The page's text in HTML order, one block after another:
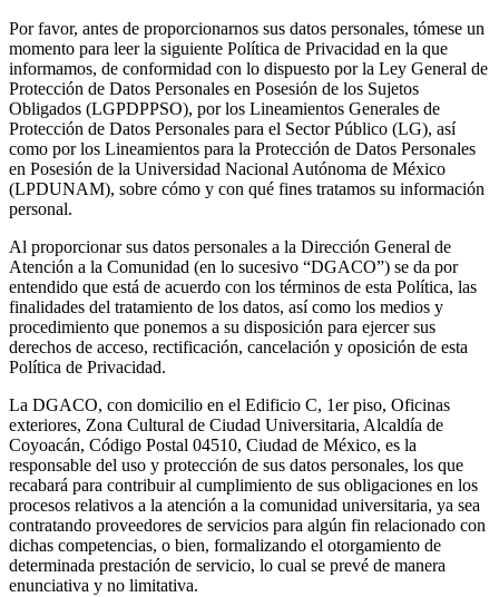
Por favor, antes de proporcionarnos sus datos personales, tómese un
momento para leer la siguiente Política de Privacidad en la que
informamos, de conformidad con lo dispuesto por la Ley General de
Protección de Datos Personales en Posesión de los Sujetos
Obligados (LGPDPPSO), por los Lineamientos Generales de
Protección de Datos Personales para el Sector Público (LG), así
como por los Lineamientos para la Protección de Datos Personales
en Posesión de la Universidad Nacional Autónoma de México
(LPDUNAM), sobre cómo y con qué fines tratamos su información
personal.
Al proporcionar sus datos personales a la Dirección General de
Atención a la Comunidad (en lo sucesivo “DGACO”) se da por
entendido que está de acuerdo con los términos de esta Política, las
finalidades del tratamiento de los datos, así como los medios y
procedimiento que ponemos a su disposición para ejercer sus
derechos de acceso, rectificación, cancelación y oposición de esta
Política de Privacidad.
La DGACO, con domicilio en el Edificio C, 1er piso, Oficinas
exteriores, Zona Cultural de Ciudad Universitaria, Alcaldía de
Coyoacán, Código Postal 04510, Ciudad de México, es la
responsable del uso y protección de sus datos personales, los que
recabará para contribuir al cumplimiento de sus obligaciones en los
procesos relativos a la atención a la comunidad universitaria, ya sea
contratando proveedores de servicios para algún fin relacionado con
dichas competencias, o bien, formalizando el otorgamiento de
determinada prestación de servicio, lo cual se prevé de manera
enunciativa y no limitativa.